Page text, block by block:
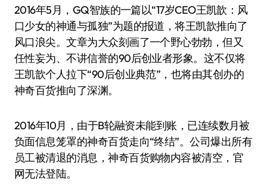
2016年5月，GQ智族的一篇以“17岁CEO王凯歆：风
口少女的神通与孤独”为题的报道，将王凯歆推向了
风口浪尖。文章为大众刻画了一个野心勃勃，但又
任性妄为、不讲信誉的90后创业者形象。这不仅将
王凯歆个人拉下“90后创业典范”，也将由其创办的
神奇百货推向了深渊。
2016年10月，由于B轮融资未能到账，已连续数月被
负面信息笼罩的神奇百货走向“终结”。公司爆出所有
员工被清退的消息，神奇百货购物内容被清空，官
网无法登陆。